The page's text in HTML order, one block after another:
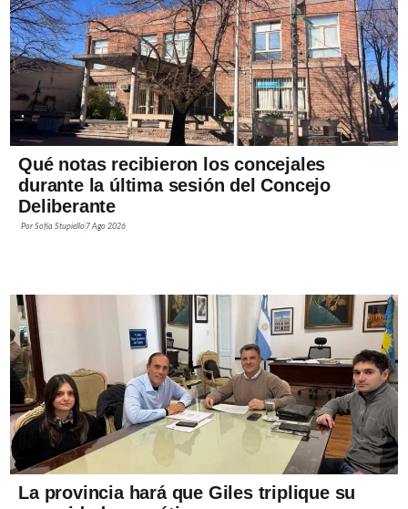
Qué notas recibieron los concejales
durante la última sesión del Concejo
Deliberante
PorSofía Stupiello 7 Ago 2026
La provincia hará que Giles triplique su